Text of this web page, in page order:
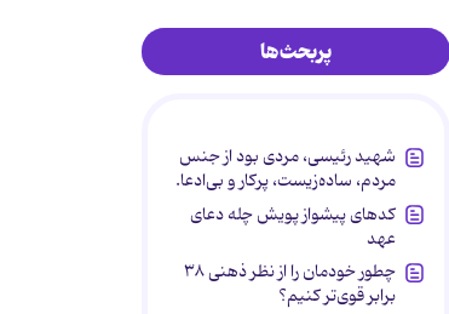
پربحث‌ها
شهید رئیسی، مردی بود از جنس
مردم، ساده‌زیست، پرکار و بی‌ادعا.
کدهای پیشواز پویش چله دعای
عهد
چطور خودمان را از نظر ذهنی ۳۸
برابر قوی‌تر کنیم؟